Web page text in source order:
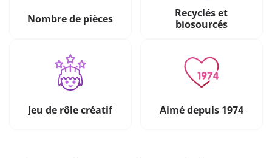
Nombre de pièces
Recyclés et
biosourcés
Jeu de rôle créatif Aimé depuis 1974